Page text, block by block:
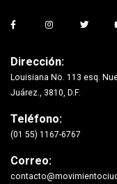
Dirección:
Louisiana No. 113 esq.
Juárez., 3810, D.F.
Teléfono:
(01 55) 1167-6767
Correo: